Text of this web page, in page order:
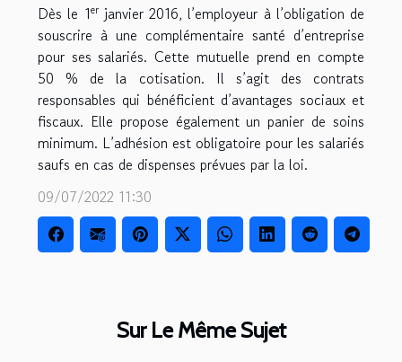
Dès le 1erjanvier 2016, l’employeur à l’obligation de
souscrire à une complémentaire santé d’entreprise
pour ses salariés. Cette mutuelle prend en compte
50 % de la cotisation. Il s’agit des contrats
responsables qui bénéficient d’avantages sociaux et
fiscaux. Elle propose également un panier de soins
minimum. L’adhésion est obligatoire pour les salariés
saufs en cas de dispenses prévues par la loi.
09/07/2022 11:30
Sur Le Même Sujet